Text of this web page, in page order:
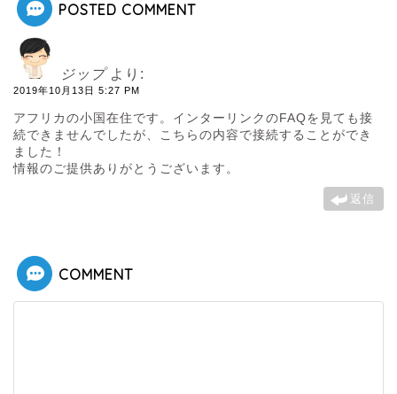
POSTED COMMENT
ジップ より:
2019年10月13日 5:27 PM
アフリカの小国在住です。インターリンクのFAQを見ても接
続できませんでしたが、こちらの内容で接続することができ
ました！
情報のご提供ありがとうございます。
返信
COMMENT